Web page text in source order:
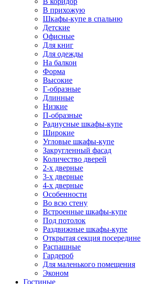
В прихожую
Шкафы-купе в спальню
Детские
Офисные
Для книг
Для одежды
На балкон
Форма
Высокие
Г-образные
Длинные
Низкие
П-образные
Радиусные шкафы-купе
Широкие
Угловые шкафы-купе
Закругленный фасад
Количество дверей
2-х дверные
3-х дверные
4-х дверные
Особенности
Во всю стену
Встроенные шкафы-купе
Под потолок
Раздвижные шкафы-купе
Открытая секция посередине
Распашные
Гардероб
Для маленького помещения
Эконом
Гостиные